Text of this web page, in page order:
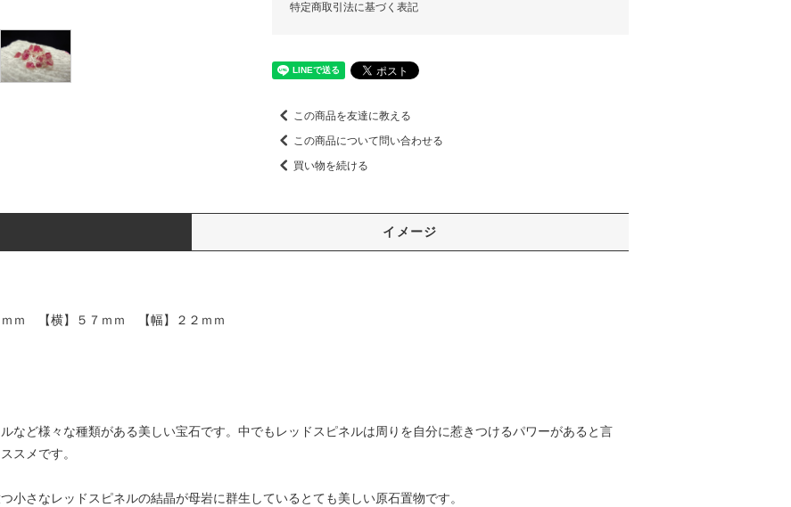
特定商取引法に基づく表記
この商品を友達に教える
この商品について問い合わせる
買い物を続ける
イメージ
ｍ 【横】５７ｍｍ 【幅】２２ｍｍ
など様々な種類がある美しい宝石です。中でもレッドスピネルは周りを自分に惹きつけるパワーがあると言
スメです。
小さなレッドスピネルの結晶が母岩に群生しているとても美しい原石置物です。